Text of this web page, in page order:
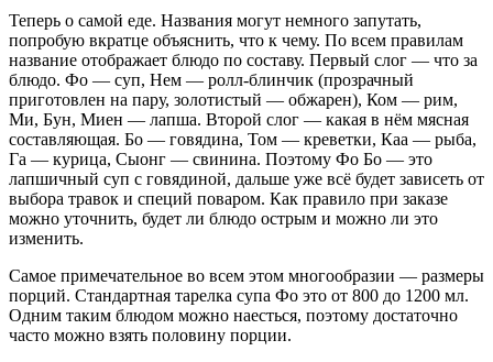
Теперь о самой еде. Названия могут немного запутать,
попробую вкратце объяснить, что к чему. По всем правилам
название отображает блюдо по составу. Первый слог — что за
блюдо. Фо — суп, Нем — ролл-блинчик (прозрачный
приготовлен на пару, золотистый — обжарен), Ком — рим,
Ми, Бун, Миен — лапша. Второй слог — какая в нём мясная
составляющая. Бо — говядина, Том — креветки, Каа — рыба,
Га — курица, Сыонг — свинина. Поэтому Фо Бо — это
лапшичный суп с говядиной, дальше уже всё будет зависеть от
выбора травок и специй поваром. Как правило при заказе
можно уточнить, будет ли блюдо острым и можно ли это
изменить.
Самое примечательное во всем этом многообразии — размеры
порций. Стандартная тарелка супа Фо это от 800 до 1200 мл.
Одним таким блюдом можно наесться, поэтому достаточно
часто можно взять половину порции.